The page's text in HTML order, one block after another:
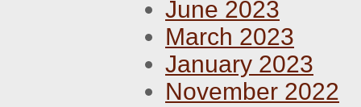
June 2023
March 2023
January 2023
November 2022